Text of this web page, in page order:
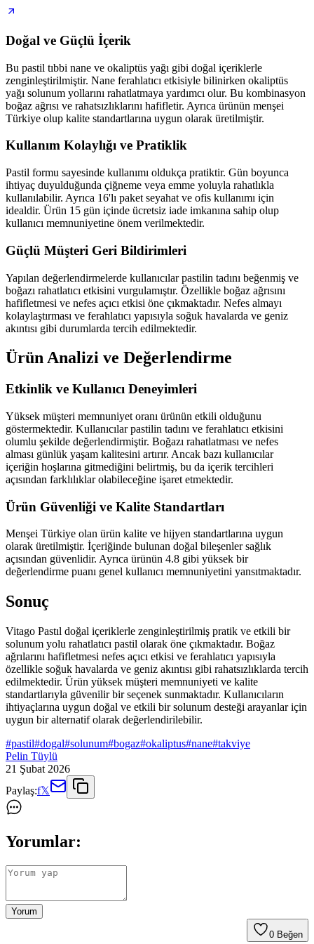
Doğal ve Güçlü İçerik
Bu pastil tıbbi nane ve okaliptüs yağı gibi doğal içeriklerle
zenginleştirilmiştir. Nane ferahlatıcı etkisiyle bilinirken okaliptüs
yağı solunum yollarını rahatlatmaya yardımcı olur. Bu kombinasyon
boğaz ağrısı ve rahatsızlıklarını hafifletir. Ayrıca ürünün menşei
Türkiye olup kalite standartlarına uygun olarak üretilmiştir.
Kullanım Kolaylığı ve Pratiklik
Pastil formu sayesinde kullanımı oldukça pratiktir. Gün boyunca
ihtiyaç duyulduğunda çiğneme veya emme yoluyla rahatlıkla
kullanılabilir. Ayrıca 16'lı paket seyahat ve ofis kullanımı için
idealdir. Ürün 15 gün içinde ücretsiz iade imkanına sahip olup
kullanıcı memnuniyetine önem verilmektedir.
Güçlü Müşteri Geri Bildirimleri
Yapılan değerlendirmelerde kullanıcılar pastilin tadını beğenmiş ve
boğazı rahatlatıcı etkisini vurgulamıştır. Özellikle boğaz ağrısını
hafifletmesi ve nefes açıcı etkisi öne çıkmaktadır. Nefes almayı
kolaylaştırması ve ferahlatıcı yapısıyla soğuk havalarda ve geniz
akıntısı gibi durumlarda tercih edilmektedir.
Ürün Analizi ve Değerlendirme
Etkinlik ve Kullanıcı Deneyimleri
Yüksek müşteri memnuniyet oranı ürünün etkili olduğunu
göstermektedir. Kullanıcılar pastilin tadını ve ferahlatıcı etkisini
olumlu şekilde değerlendirmiştir. Boğazı rahatlatması ve nefes
alması günlük yaşam kalitesini artırır. Ancak bazı kullanıcılar
içeriğin hoşlarına gitmediğini belirtmiş, bu da içerik tercihleri
açısından farklılıklar olabileceğine işaret etmektedir.
Ürün Güvenliği ve Kalite Standartları
Menşei Türkiye olan ürün kalite ve hijyen standartlarına uygun
olarak üretilmiştir. İçeriğinde bulunan doğal bileşenler sağlık
açısından güvenlidir. Ayrıca ürünün 4.8 gibi yüksek bir
değerlendirme puanı genel kullanıcı memnuniyetini yansıtmaktadır.
Sonuç
Vitago Pastıl doğal içeriklerle zenginleştirilmiş pratik ve etkili bir
solunum yolu rahatlatıcı pastil olarak öne çıkmaktadır. Boğaz
ağrılarını hafifletmesi nefes açıcı etkisi ve ferahlatıcı yapısıyla
özellikle soğuk havalarda ve geniz akıntısı gibi rahatsızlıklarda tercih
edilmektedir. Ürün yüksek müşteri memnuniyeti ve kalite
standartlarıyla güvenilir bir seçenek sunmaktadır. Kullanıcıların
ihtiyaçlarına uygun doğal ve etkili bir solunum desteği arayanlar için
uygun bir alternatif olarak değerlendirilebilir.
#pastil#dogal#solunum#bogaz#okaliptus#nane#takviye
Pelin Tüylü
21 Şubat 2026
Paylaş:f𝕏
Yorumlar:
Yorum
0 Beğen